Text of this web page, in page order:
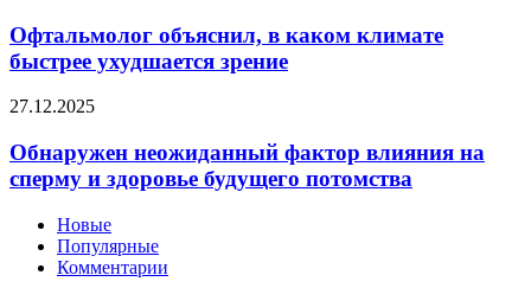
в
каком
климате
ухудшается
Офтальмолог объяснил, в каком климате
быстрее ухудшается зрение
Обнаружен
фактор
влияния
на
здоровье
будущего
27.12.2025
Обнаружен неожиданный фактор влияния на
сперму и здоровье будущего потомства
Новые
Популярные
Комментарии